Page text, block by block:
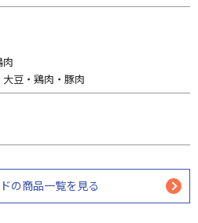
肉
大豆・鶏肉・豚肉
の商品一覧を見る